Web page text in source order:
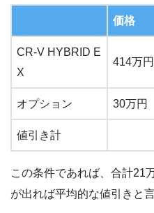
価格
CR-V HYBRID E
X
414万円
オプション 30万円
値引き計
この条件であれば、合計21
が出れば平均的な値引きと